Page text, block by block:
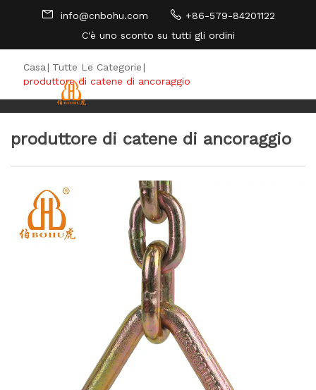
info@cnbohu.com
+86-579-84201122
C'è uno sconto su tutti gli ordini
Casa| Tutte Le Categorie|
produttore di catene di ancoraggio
produttore di catene di ancoraggio